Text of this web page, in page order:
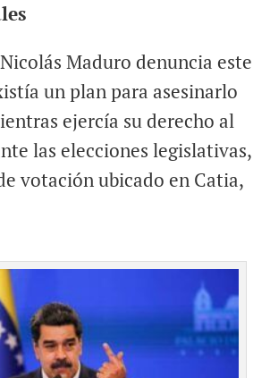
p
Maduro denuncia este
un plan para asesinarlo
ejercía su derecho al
las elecciones legislativas,
votación ubicado en Catia,